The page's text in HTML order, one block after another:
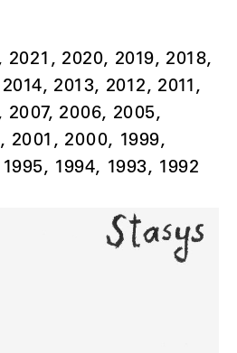
2021 2020 2019 2018
2014 2013 2012 2011
2007 2006 2005
2001 2000 1999
1995 1994 1993 1992